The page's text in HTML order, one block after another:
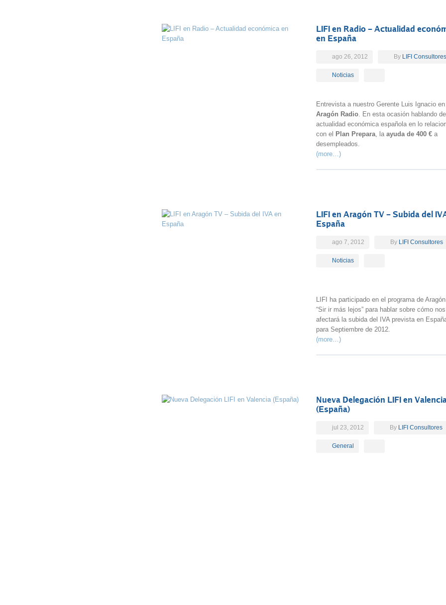
LIFI en Radio – Actualidad
en España
ago 26, 2012 By LIFI Consultores
Noticias
Entrevista a nuestro Gerente Luis Ignacio en
Aragón Radio. En esta ocasión hablando
actualidad económica española en lo
con el Plan Prepara, la ayuda de 400 € a
desempleados.
(more…)
LIFI en Aragón TV – Subida del
España
ago 7, 2012 By LIFI Consultores
Noticias
LIFI ha participado en el programa de
“Sir ir más lejos” para hablar sobre cómo nos
afectará la subida del IVA prevista en
para Septiembre de 2012.
(more…)
Nueva Delegación LIFI en
(España)
jul 23, 2012 By LIFI Consultores
General